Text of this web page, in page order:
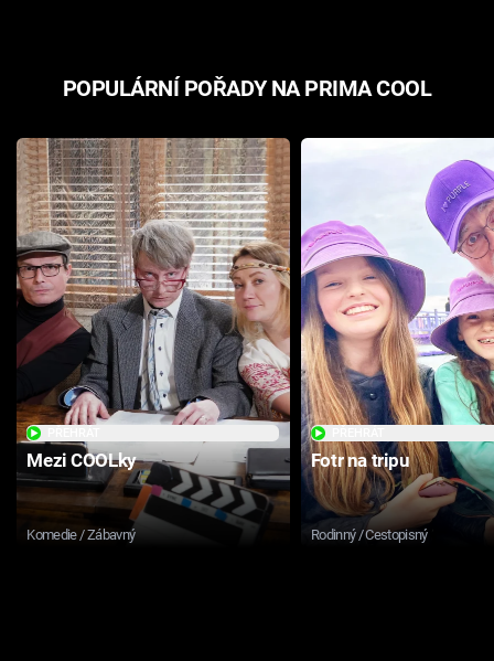
POPULÁRNÍ POŘADY NA PRIMA COOL
Mezi COOLky
Komedie / Zábavný
Fotr na tripu
Rodinný / Cestopisný